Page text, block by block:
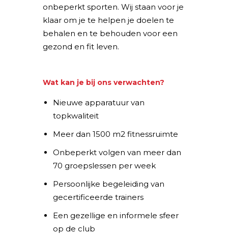
onbeperkt sporten. Wij staan voor je
klaar om je te helpen je doelen te
behalen en te behouden voor een
gezond en fit leven.
Wat kan je bij ons verwachten?
Nieuwe apparatuur van
topkwaliteit
Meer dan 1500 m2 fitnessruimte
Onbeperkt volgen van meer dan
70 groepslessen per week
Persoonlijke begeleiding van
gecertificeerde trainers
Een gezellige en informele sfeer
op de club